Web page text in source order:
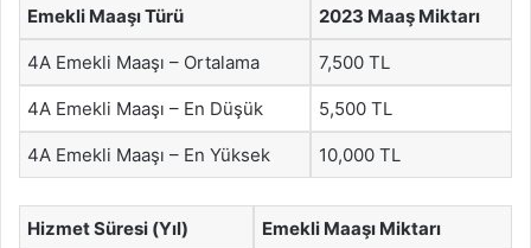
Emekli Maaşı Türü 2023 Maaş Miktarı
4A Emekli Maaşı – Ortalama 7,500 TL
4A Emekli Maaşı – En Düşük 5,500 TL
4A Emekli Maaşı – En Yüksek 10,000 TL
Hizmet Süresi (Yıl) Emekli Maaşı Miktarı